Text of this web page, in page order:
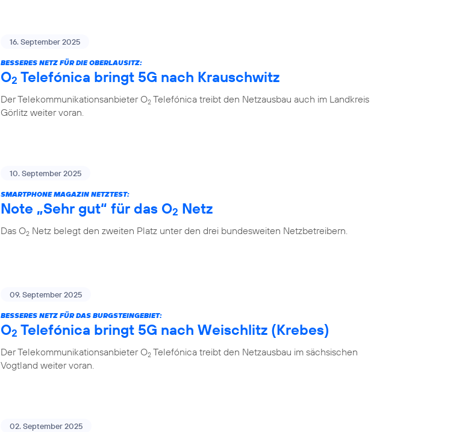
16. September 2025
BESSERES NETZ FÜR DIE OBERLAUSITZ:
O2 Telefónica bringt 5G nach Krauschwitz
Der Telekommunikationsanbieter O2 Telefónica treibt den Netzausbau auch im Landkreis
Görlitz weiter voran.
10. September 2025
SMARTPHONE MAGAZIN NETZTEST:
Note „Sehr gut“ für das O2 Netz
Das O2 Netz belegt den zweiten Platz unter den drei bundesweiten Netzbetreibern.
09. September 2025
BESSERES NETZ FÜR DAS BURGSTEINGEBIET:
O2 Telefónica bringt 5G nach Weischlitz (Krebes)
Der Telekommunikationsanbieter O2 Telefónica treibt den Netzausbau im sächsischen
Vogtland weiter voran.
02. September 2025